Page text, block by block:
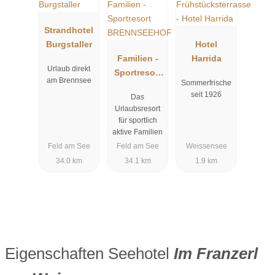
Strandhotel
Burgstaller
Urlaub direkt
am Brennsee
Feld am See
34.0 km
Familien -
Sportresort
OF
Das
Urlaubsresort
für sportlich
aktive Familien
Feld am See
34.1 km
Hotel
Harrida
Sommerfrische
seit 1926
Weissensee
1.9 km
Eigenschaften Seehotel Im Franzerl